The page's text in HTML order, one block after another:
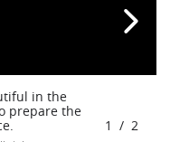
in the
prepare the
1 / 2